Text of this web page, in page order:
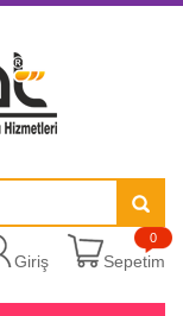
Sepetim
0
Giriş